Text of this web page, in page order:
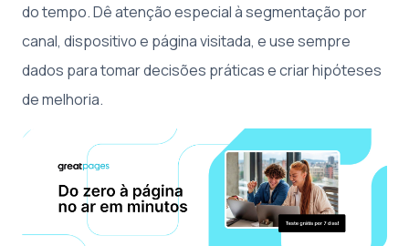
do tempo. Dê atenção especial à segmentação por
canal, dispositivo e página visitada, e use sempre
dados para tomar decisões práticas e criar hipóteses
de melhoria.